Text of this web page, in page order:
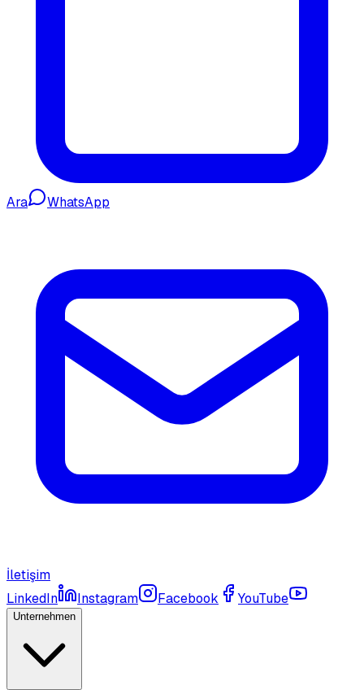
Ara WhatsApp
İletişim
LinkedIn
Instagram Facebook YouTube
Unternehmen